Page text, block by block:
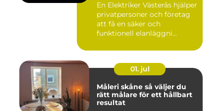
En Elektriker Västerås hjälper
privatpersoner och företag
att få en säker och
funktionell elanläggni...
01. jul
Måleri skåne så väljer du
rätt målare för ett hållbart
resultat